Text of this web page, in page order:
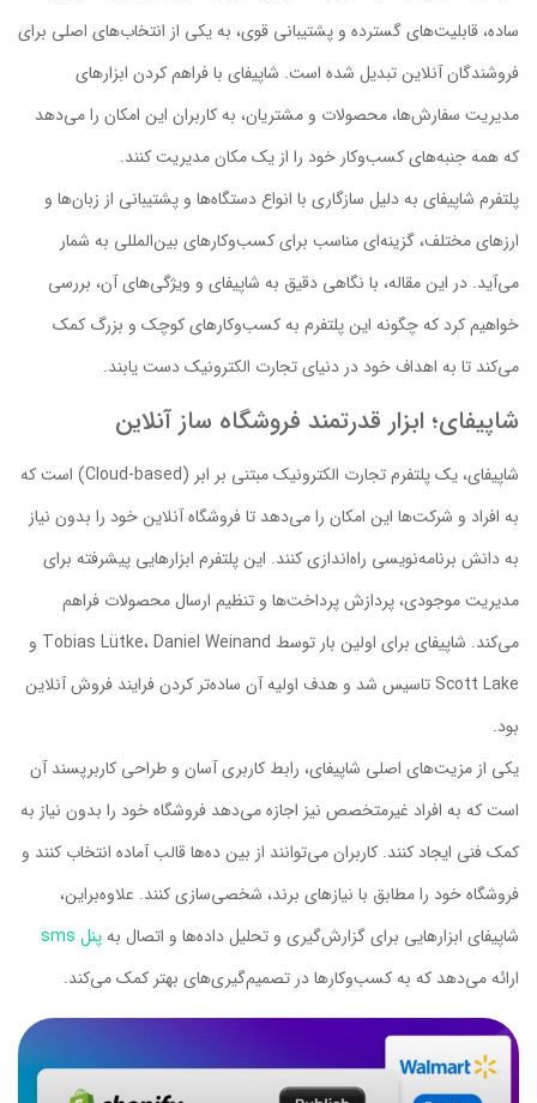
ساده، قابلیت‌های گسترده و پشتیبانی قوی، به یکی از انتخاب‌های اصلی برای
فروشندگان آنلاین تبدیل شده است. شاپیفای با فراهم کردن ابزارهای
مدیریت سفارش‌ها، محصولات و مشتریان، به کاربران این امکان را می‌دهد
که همه جنبه‌های کسب‌وکار خود را از یک مکان مدیریت کنند.
پلتفرم شاپیفای به دلیل سازگاری با انواع دستگاه‌ها و پشتیبانی از زبان‌ها و
ارزهای مختلف، گزینه‌ای مناسب برای کسب‌وکارهای بین‌المللی به شمار
می‌آید. در این مقاله، با نگاهی دقیق به شاپیفای و ویژگی‌های آن، بررسی
خواهیم کرد که چگونه این پلتفرم به کسب‌وکارهای کوچک و بزرگ کمک
‌می‌کند تا به اهداف خود در دنیای تجارت الکترونیک دست یابند.
شاپیفای؛ ابزار قدرتمند فروشگاه ساز آنلاین
شاپیفای، یک پلتفرم تجارت الکترونیک مبتنی بر ابر (Cloud-based) است که
به افراد و شرکت‌ها این امکان را می‌دهد تا فروشگاه آنلاین خود را بدون نیاز
به دانش برنامه‌نویسی راه‌اندازی کنند. این پلتفرم ابزارهایی پیشرفته برای
مدیریت موجودی، پردازش پرداخت‌ها و تنظیم ارسال محصولات فراهم
می‌کند. شاپیفای برای اولین بار توسط Tobias Lütke، Daniel Weinand و
Scott Lake تاسیس شد و هدف اولیه آن ساده‌تر کردن فرایند فروش آنلاین
بود.
یکی از مزیت‌های اصلی شاپیفای، رابط کاربری آسان و طراحی کاربرپسند آن
است که به افراد غیرمتخصص نیز اجازه می‌دهد فروشگاه خود را بدون نیاز به
کمک فنی ایجاد کنند. کاربران می‌توانند از بین ده‌ها قالب آماده انتخاب کنند و
فروشگاه خود را مطابق با نیازهای برند، شخصی‌سازی کنند. علاوه‌براین،
شاپیفای ابزارهایی برای گزارش‌گیری و تحلیل داده‌ها و اتصال بهپنل sms
ارائه می‌دهد که به کسب‌وکارها در تصمیم‌گیری‌های بهتر کمک می‌کند.